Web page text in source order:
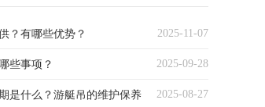
2025-11-07
？有哪些优势？
2025-09-28
些事项？
2025-08-27
是什么？游艇吊的维护保养